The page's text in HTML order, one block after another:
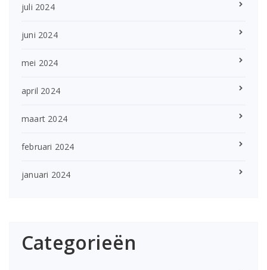
juli 2024
juni 2024
mei 2024
april 2024
maart 2024
februari 2024
januari 2024
Categorieën